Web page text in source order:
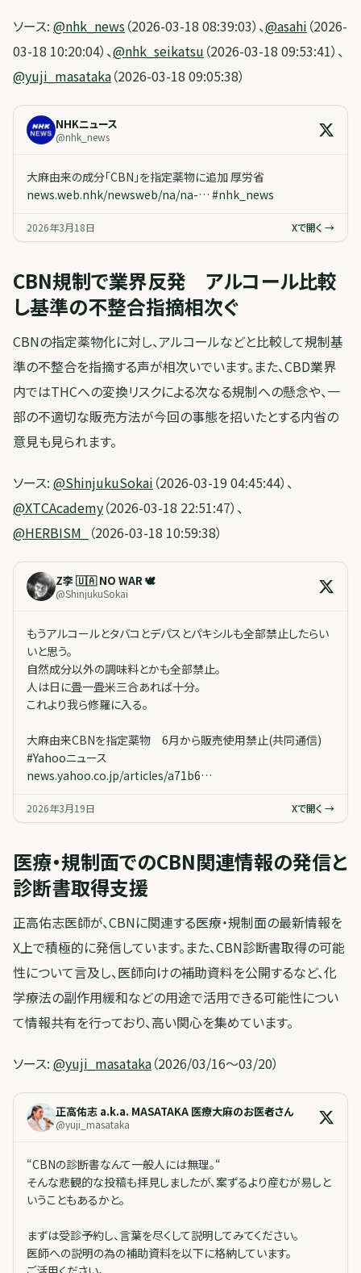
ソース: @nhk_news （2026-03-18 08:39:03）、@asahi （2026-
03-18 10:20:04）、@nhk_seikatsu （2026-03-18 09:53:41）、
@yuji_masataka（2026-03-18 09:05:38）
NHKニュース
@nhk_news
大麻由来の成分「CBN」を指定薬物に追加 厚労省
news.web.nhk/newsweb/na/na-… #nhk_news
2026年3月18日 Xで開く →
CBN規制で業界反発 アルコール比較
し基準の不整合指摘相次ぐ
CBNの指定薬物化に対し、アルコールなどと比較して規制基
準の不整合を指摘する声が相次いでいます。また、CBD業界
内ではTHCへの変換リスクによる次なる規制への懸念や、一
部の不適切な販売方法が今回の事態を招いたとする内省の
意見も見られます。
ソース: @ShinjukuSokai （2026-03-19 04:45:44）、
@XTCAcademy（2026-03-18 22:51:47）、
@HERBISM_ （2026-03-18 10:59:38）
Z李 🇺🇦 NO WAR 🕊
@ShinjukuSokai
もうアルコールとタバコとデパスとパキシルも全部禁止したらい
いと思う。
自然成分以外の調味料とかも全部禁止。
人は日に畳一畳米三合あれば十分。
これより我ら修羅に入る。
大麻由来CBNを指定薬物 6月から販売使用禁止(共同通信)
#Yahooニュース
news.yahoo.co.jp/articles/a71b6…
2026年3月19日 Xで開く →
医療・規制面でのCBN関連情報の発信と
診断書取得支援
正高佑志医師が、CBNに関連する医療・規制面の最新情報を
X上で積極的に発信しています。また、CBN診断書取得の可能
性について言及し、医師向けの補助資料を公開するなど、化
学療法の副作用緩和などの用途で活用できる可能性につい
て情報共有を行っており、高い関心を集めています。
ソース: @yuji_masataka（2026/03/16〜03/20）
正高佑志 a.k.a. MASATAKA 医療大麻のお医者さん
@yuji_masataka
“CBNの診断書なんて一般人には無理。“
そんな悲観的な投稿も拝見しましたが、案ずるより産むが易しと
いうこともあるかと。
まずは受診予約し、言葉を尽くして説明してみてください。
医師への説明の為の補助資料を以下に格納しています。